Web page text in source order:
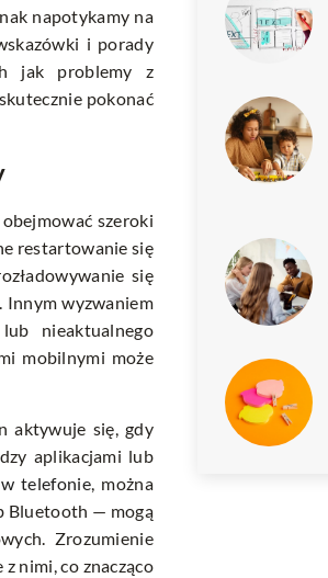
napotykamy na
i porady
jak problemy z
pokonać
szeroki
restartowanie się
się
Innym wyzwaniem
nieaktualnego
mobilnymi może
aktywuje się, gdy
aplikacjami lub
telefonie, można
Bluetooth — mogą
Zrozumienie
nimi, co znacząco